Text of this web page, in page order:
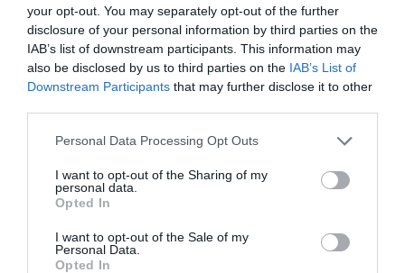
your opt-out. You may separately opt-out of the further
disclosure of your personal information by third parties on the
IAB’s list of downstream participants. This information may
also be disclosed by us to third parties on the IAB’s List of
Downstream Participants that may further disclose it to other
Please note that this website/app uses one or more Google
not limited to your visit or usage behaviour. You may click to
grant or deny consent to Google and its third-party tags to
use your data for below specified purposes in below Google
consent section.
Personal Data Processing Opt Outs
I want to opt-out of the Sharing of my
personal data.
Opted In
I want to opt-out of the Sale of my
Personal Data.
Opted In
Értékelések Értékeld Te is
4.8
Összesen 9
5 8
4 0
1
1 0